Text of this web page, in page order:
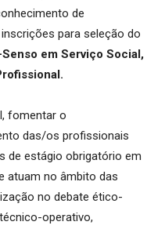
de
para seleção do
em Serviço Social,
fomentar o
das/os profissionais
de estágio obrigatório em
atuam no âmbito das
no debate ético-
operativo,